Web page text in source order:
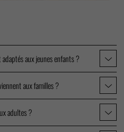
aux jeunes enfants ?
aux familles ?
adultes ?